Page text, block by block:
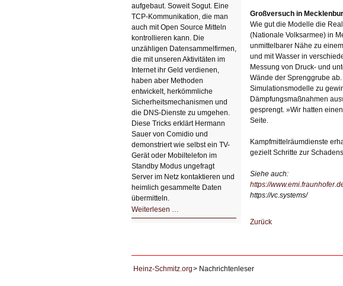
Großversuch in
Wie gut die Modelle die
(Nationale Volksarmee) in
unmittelbarer Nähe zu
und mit Wasser in
Messung von Druck- und
Wände der Sprenggrube
Simulationsmodelle zu
Dämpfungsmaßnahmen
gesprengt. »Wir hatten
Seite.
Kampfmittelräumdienste
gezielt Schritte zur
Siehe auch:
https://
https://vc.systems/
Zurück
aufgebaut. Soweit Sogut. Eine
TCP-Kommunikation, die man
auch mit Open Source Mitteln
kontrollieren kann. Die
unzähligen Datensammelfirmen,
die mit unseren Aktivitäten im
Internet ihr Geld verdienen,
haben aber Methoden
entwickelt, herkömmliche
Sicherheitsmechanismen und
die DNS-Dienste zu umgehen.
Diese Tricks erklärt Hermann
Sauer von Comidio und
demonstriert wie selbst ein TV-
Gerät oder Mobiltelefon im
Standby Modus ungefragt
Server im Netz kontaktieren und
heimlich gesammelte Daten
übermitteln.
Weiterlesen …
DNS
Heinz-Schmitz.org Nachrichtenleser